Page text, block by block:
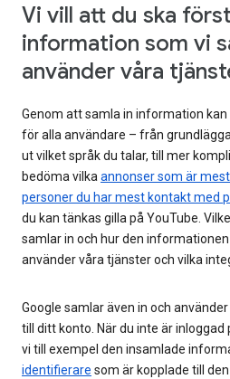
Vi vill att du ska
information som vi
använder våra
Genom att samla in information
för alla användare – från
ut vilket språk du talar, till mer
bedöma vilka annonser som är
personer du har mest kontakt med
du kan tänkas gilla på YouTube.
samlar in och hur den
använder våra tjänster och vilka
Google samlar även in och
till ditt konto. När du inte är
vi till exempel den insamlade
identifierare som är kopplade till